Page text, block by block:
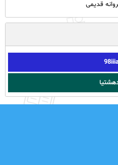
قدیمی